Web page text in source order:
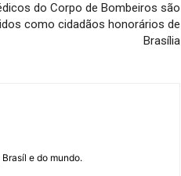
do Corpo de Bombeiros são
como cidadãos honorários de
Brasília
e do mundo.